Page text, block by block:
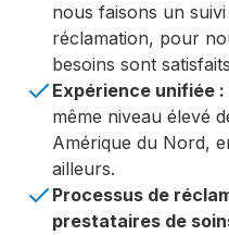
nous faisons un
réclamation, pour
besoins sont
Expérience unifiée :
même niveau élevé
Amérique du Nord,
ailleurs.
Processus de
prestataires de